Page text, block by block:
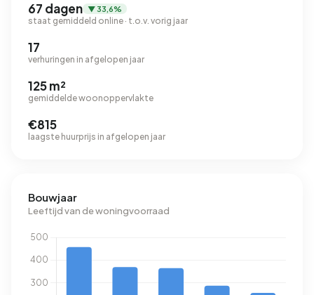
67 dagen ▼ 33,6%
staat gemiddeld online · t.o.v. vorig jaar
17
verhuringen in afgelopen jaar
125 m²
gemiddelde woonoppervlakte
€815
laagste huurprijs in afgelopen jaar
Bouwjaar
Leeftijd van de woningvoorraad